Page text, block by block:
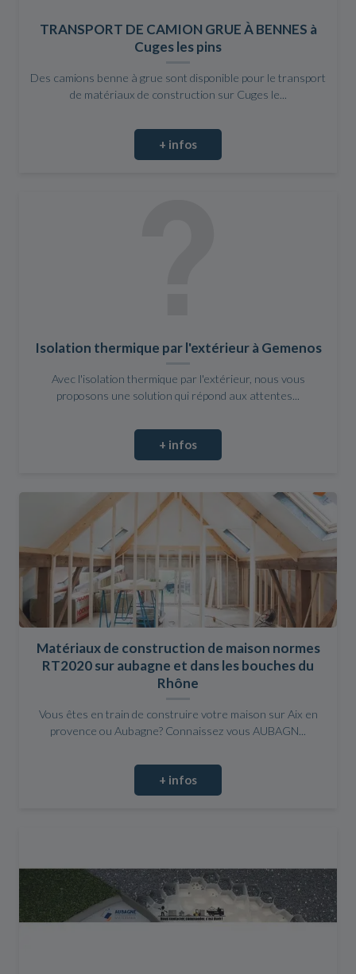
TRANSPORT DE CAMION GRUE À BENNES à
Cuges les pins
Des camions benne à grue sont disponible pour le transport
de matériaux de construction sur Cuges le...
+ infos
Isolation thermique par l'extérieur à Gemenos
Avec l'isolation thermique par l'extérieur, nous vous
proposons une solution qui répond aux attentes...
+ infos
Matériaux de construction de maison normes
RT2020 sur aubagne et dans les bouches du
Rhône
Vous êtes en train de construire votre maison sur Aix en
provence ou Aubagne? Connaissez vous AUBAGN...
+ infos